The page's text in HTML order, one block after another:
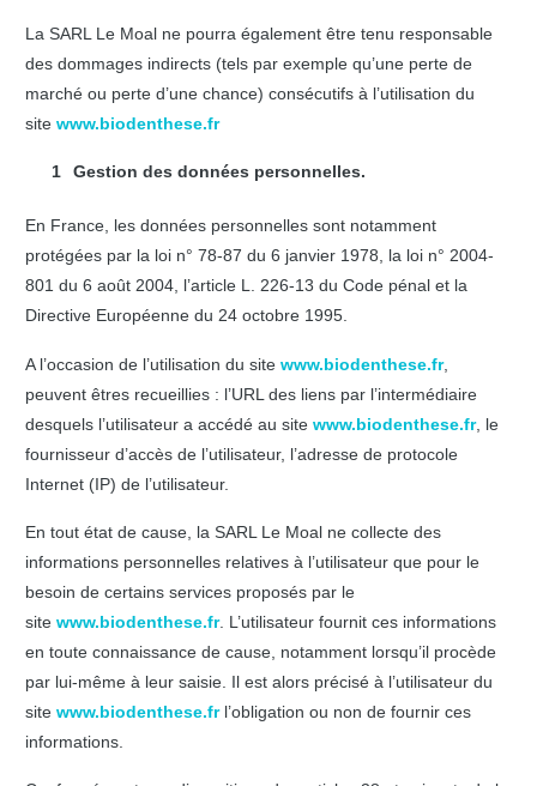
La SARL Le Moal ne pourra également être tenu responsable
des dommages indirects (tels par exemple qu’une perte de
marché ou perte d’une chance) consécutifs à l’utilisation du
site www.biodenthese.fr
Gestion des données personnelles.
En France, les données personnelles sont notamment
protégées par la loi n° 78-87 du 6 janvier 1978, la loi n° 2004-
801 du 6 août 2004, l’article L. 226-13 du Code pénal et la
Directive Européenne du 24 octobre 1995.
A l’occasion de l’utilisation du site www.biodenthese.fr,
peuvent êtres recueillies : l’URL des liens par l’intermédiaire
desquels l’utilisateur a accédé au site www.biodenthese.fr, le
fournisseur d’accès de l’utilisateur, l’adresse de protocole
Internet (IP) de l’utilisateur.
En tout état de cause, la SARL Le Moal ne collecte des
informations personnelles relatives à l’utilisateur que pour le
besoin de certains services proposés par le
site www.biodenthese.fr. L’utilisateur fournit ces informations
en toute connaissance de cause, notamment lorsqu’il procède
par lui-même à leur saisie. Il est alors précisé à l’utilisateur du
site www.biodenthese.frl’obligation ou non de fournir ces
informations.